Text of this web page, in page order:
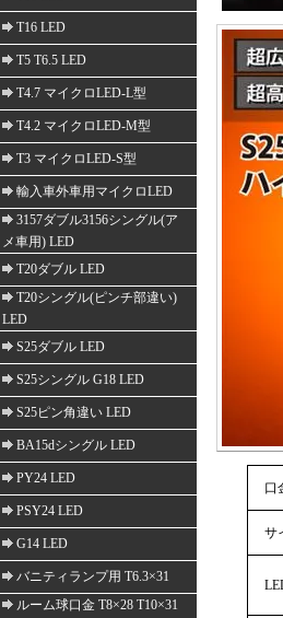
T16 LED
T5 T6.5 LED
T4.7 マイクロLED-L型
T4.2 マイクロLED-M型
T3 マイクロLED-S型
輸入車外車用マイクロLED
3157ダブル3156シングル(ア
メ車用) LED
T20ダブル LED
T20シングル(ピンチ部違い)
LED
S25ダブル LED
S25シングル G18 LED
S25ピン角違い LED
BA15dシングル LED
PY24 LED
PSY24 LED
G14 LED
バニティランプ用 T6.3×31
ルーム球口金 T8×28 T10×31
口
サ